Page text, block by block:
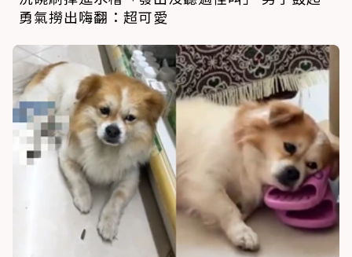
勇氣撈出嗨翻：超可愛